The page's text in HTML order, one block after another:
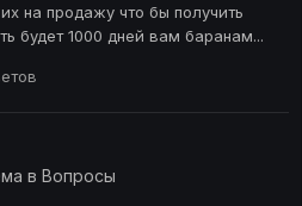
на продажу что бы получить
будет 1000 дней вам баранам...
в Вопросы